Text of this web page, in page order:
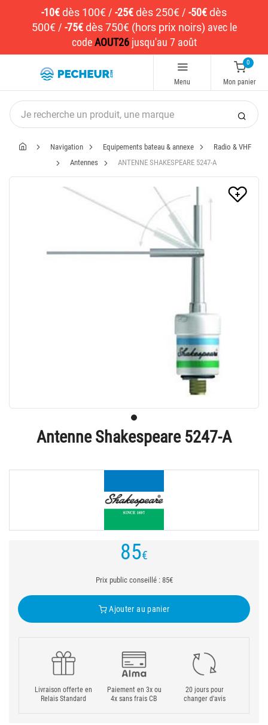
-10€dès 100€ / -25€dès 250€ / -50€dès
500€/ -75€ dès 750€ (hors prix noirs) avec le
codeAOUT26jusqu'au 7 août
Menu
0
Mon panier
Navigation Equipements bateau & annexe
Radio & VHF
Antennes
ANTENNE SHAKESPEARE 5247-A
Antenne Shakespeare 5247-A
85€
Prix public conseillé : 85€
Ajouter au panier
Livraison offerte en
Relais Standard
Paiement en 3x ou
4x sans frais CB
20 jours pour
changer d'avis